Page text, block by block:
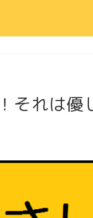
それは優